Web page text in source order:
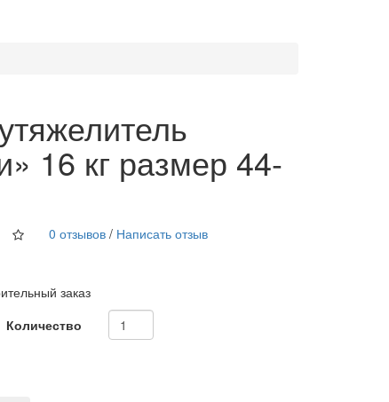
16 кг размер 44-
0 отзывов/ Написать отзыв
заказ
Количество